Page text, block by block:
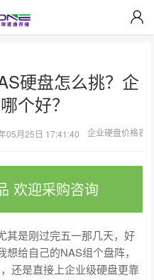
硬盘怎么挑？企
个好？
05月25日 17:41:40 企业硬盘价格表
欢迎采购咨询
其是刚过完五一那几天，好
给自己的NAS组个盘阵，
还是直接上企业级硬盘更靠